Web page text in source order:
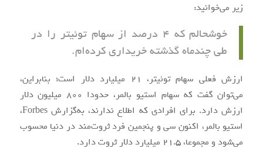
زیر می‌خوانید:
خوشحالم که 4 درصد از سهام توئیتر را در
طی چندماه گذشته خریداری کرده‌ام.
ارزش فعلی سهام توئیتر، 21 میلیارد دلار است؛ بنابراین،
می‌توان گفت که سهام استیو‌ بالمر، حدودا 800 میلیون دلار
ارزش دارد. برای افرادی که اطلاع ندارند، به‌گزارش Forbes،
استیو بالمر، اکنون سی و پنجمین فرد ثروت‌مند در دنیا محسوب
می‌‌شود و مجموعا، 21.5 میلیارد دلار ثروت دارد.